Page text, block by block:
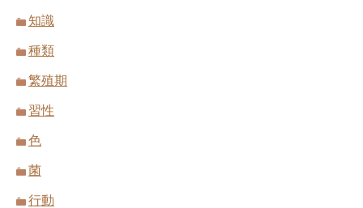
知識
種類
繁殖期
習性
色
菌
行動